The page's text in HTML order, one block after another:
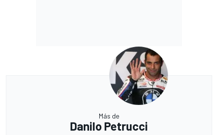
Más de
Danilo Petrucci